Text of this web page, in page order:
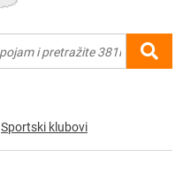
Sportski klubovi